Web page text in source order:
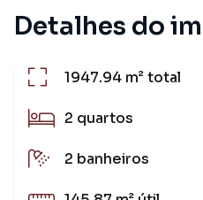
Detalhes do
1947.94 m²total
2 quartos
2 banheiros